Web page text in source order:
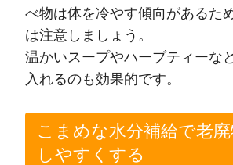
べ物は体を冷やす傾向があるた
は注意しましょう。
温かいスープやハーブティーな
入れるのも効果的です。
こまめな水分補給で老
しやすくする